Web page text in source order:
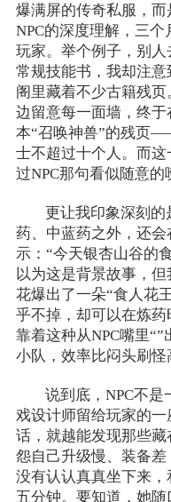
爆满屏的传奇私服，
NPC的深度理解，三
玩家。举个例子，别
常规技能书，我却注
阁里藏着不少古籍残
边留意每一面墙，终
本“召唤神兽”的残页
士不超过十个人。而
过NPC那句看似随意的
更让我印象深刻的
药、中蓝药之外，还
示：“今天银杏山谷的
以为这是背景故事，
花爆出了一朵“食人花
乎不掉，却可以在炼药
靠着这种从NPC嘴里
小队，效率比闷头刷怪
说到底，NPC不
戏设计师留给玩家的
话，就越能发现那些
怨自己升级慢、装备
没有认认真真坐下来
五分钟。要知道，她